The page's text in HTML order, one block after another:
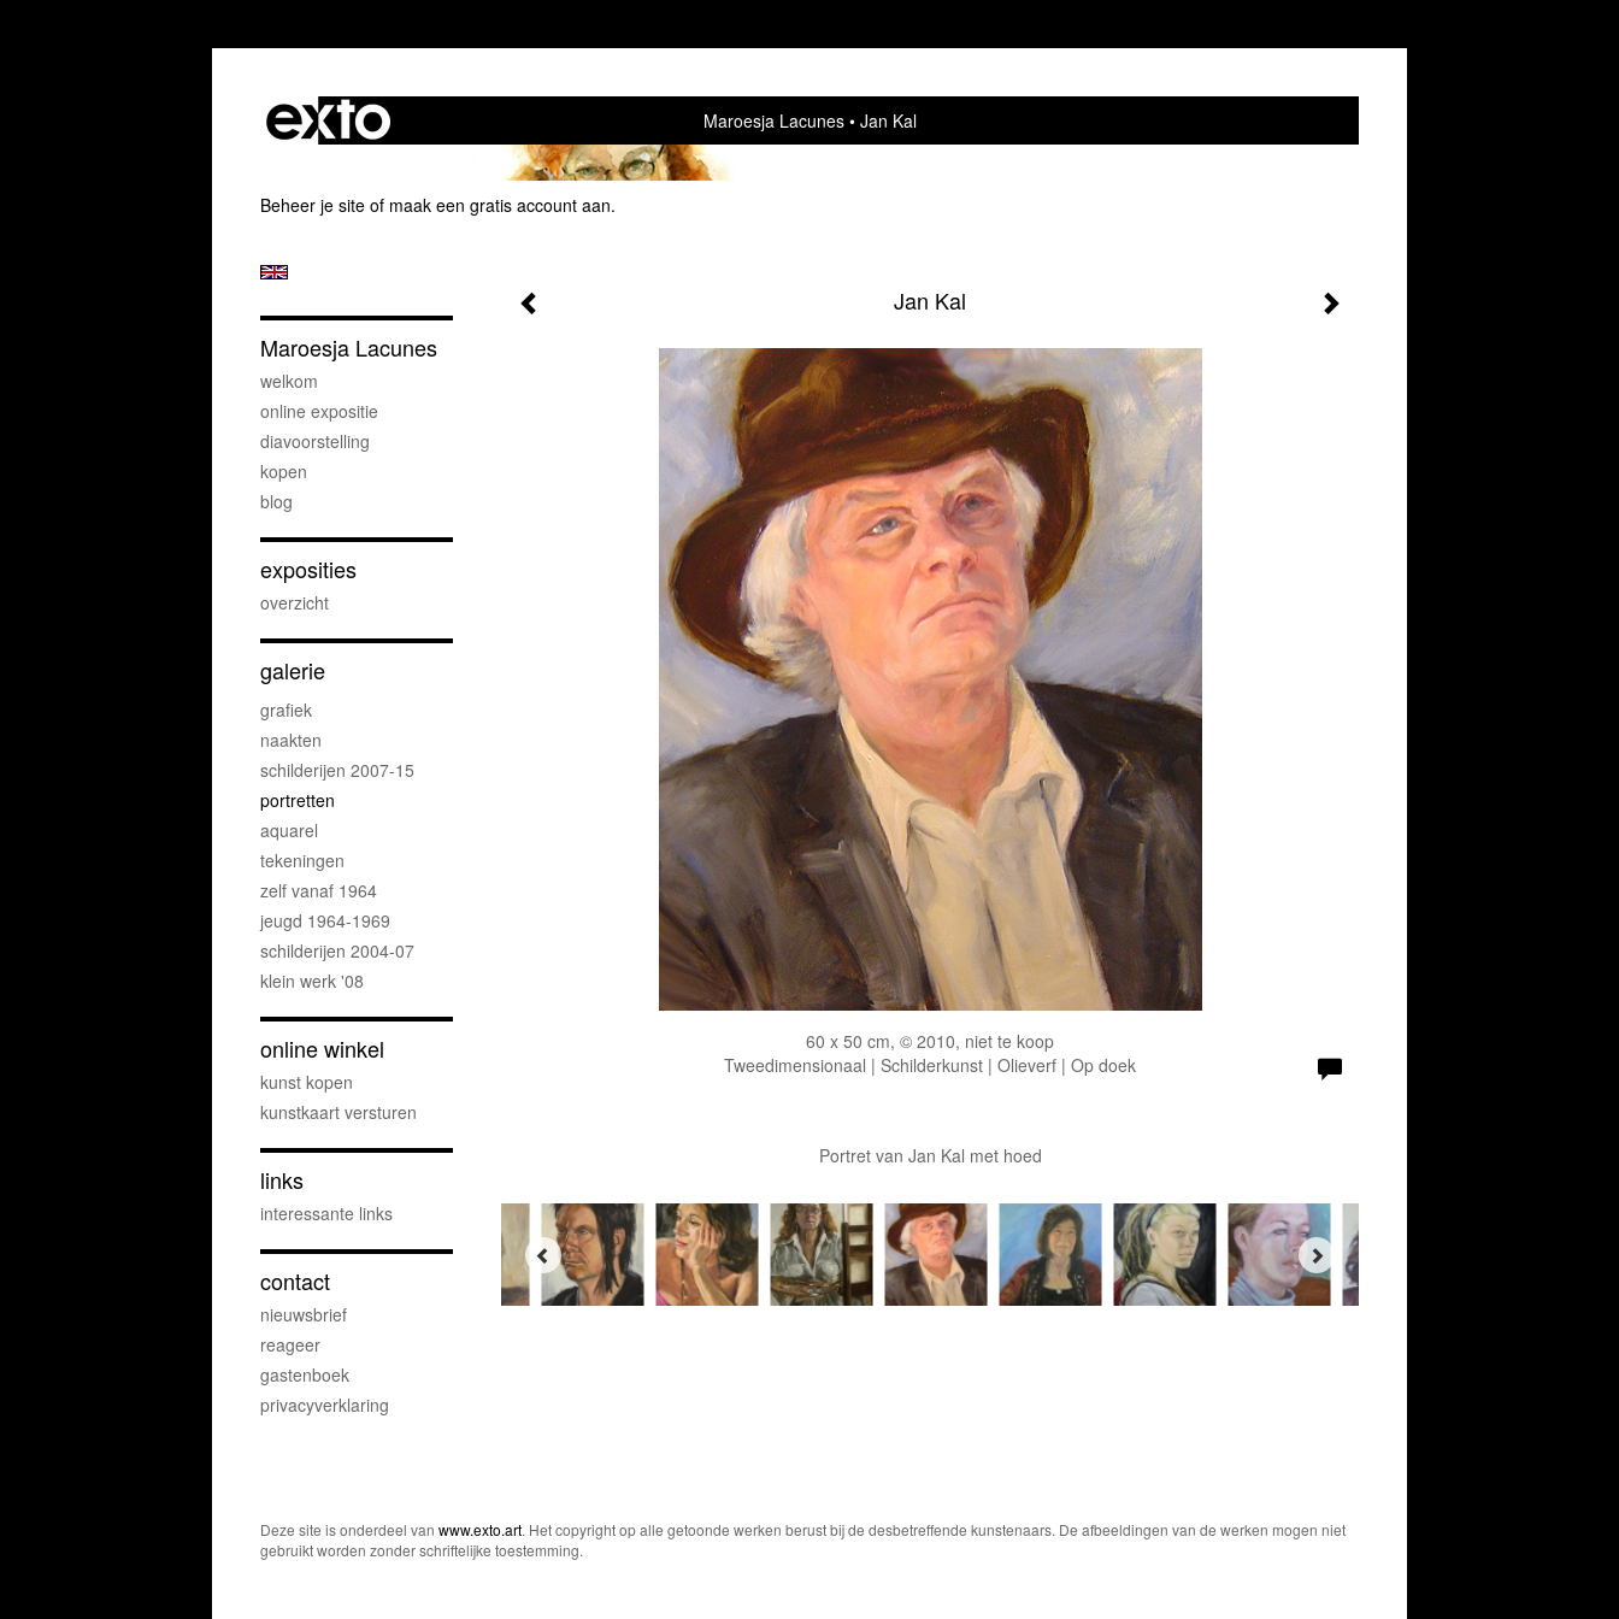
Maroesja Lacunes Jan Kal
Beheer je site of maak een gratis account aan.
Jan Kal
60 x 50 cm, © 2010, niet te koop
Tweedimensionaal | Schilderkunst | Olieverf | Op doek
Portret van Jan Kal met hoed
Maroesja Lacunes
welkom
online expositie
diavoorstelling
kopen
blog
exposities
overzicht
galerie
grafiek
naakten
schilderijen 2007-15
portretten
aquarel
tekeningen
zelf vanaf 1964
jeugd 1964-1969
schilderijen 2004-07
klein werk '08
online winkel
kunst kopen
kunstkaart versturen
links
interessante links
contact
nieuwsbrief
reageer
gastenboek
privacyverklaring
Deze site is onderdeel van www.exto.art. Het copyright op alle getoonde werken berust bij de desbetreffende kunstenaars. De afbeeldingen van de werken mogen niet
gebruikt worden zonder schriftelijke toestemming.